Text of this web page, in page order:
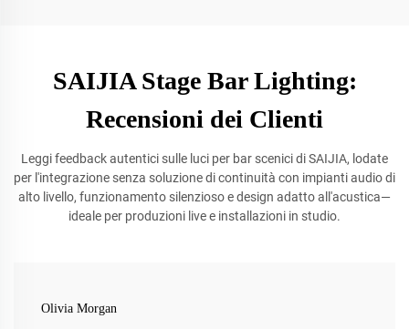
SAIJIA Stage Bar Lighting:
Recensioni dei Clienti
Leggi feedback autentici sulle luci per bar scenici di SAIJIA, lodate
per l'integrazione senza soluzione di continuità con impianti audio di
alto livello, funzionamento silenzioso e design adatto all'acustica—
ideale per produzioni live e installazioni in studio.
Olivia Morgan